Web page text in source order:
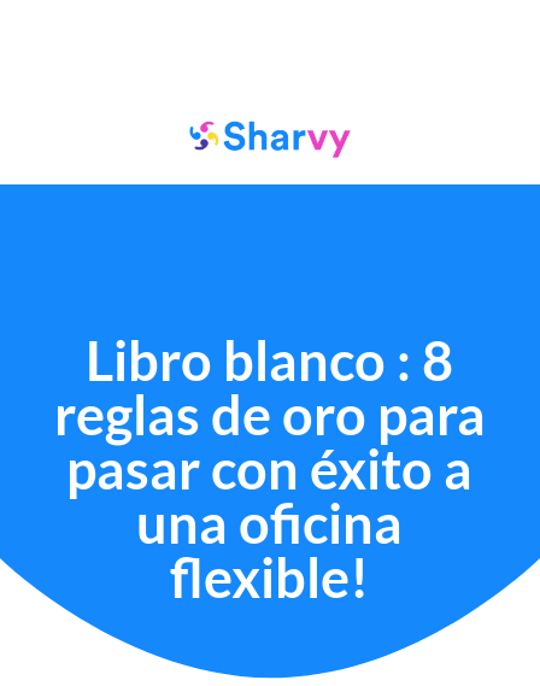
Libro blanco : 8
reglas de oro para
pasar con éxito a
una oficina
flexible!